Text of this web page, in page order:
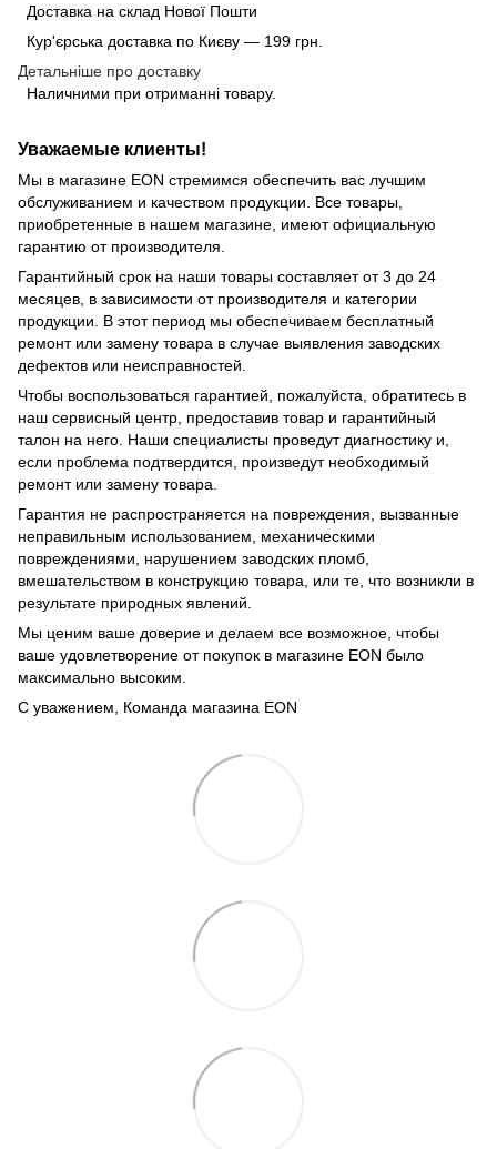
Доставка на склад Нової Пошти
Кур'єрська доставка по Києву — 199 грн.
Детальніше про доставку
Наличними при отриманні товару.
Уважаемые клиенты!
Мы в магазине EON стремимся обеспечить вас лучшим
обслуживанием и качеством продукции. Все товары,
приобретенные в нашем магазине, имеют официальную
гарантию от производителя.
Гарантийный срок на наши товары составляет от 3 до 24
месяцев, в зависимости от производителя и категории
продукции. В этот период мы обеспечиваем бесплатный
ремонт или замену товара в случае выявления заводских
дефектов или неисправностей.
Чтобы воспользоваться гарантией, пожалуйста, обратитесь в
наш сервисный центр, предоставив товар и гарантийный
талон на него. Наши специалисты проведут диагностику и,
если проблема подтвердится, произведут необходимый
ремонт или замену товара.
Гарантия не распространяется на повреждения, вызванные
неправильным использованием, механическими
повреждениями, нарушением заводских пломб,
вмешательством в конструкцию товара, или те, что возникли в
результате природных явлений.
Мы ценим ваше доверие и делаем все возможное, чтобы
ваше удовлетворение от покупок в магазине EON было
максимально высоким.
С уважением, Команда магазина EON